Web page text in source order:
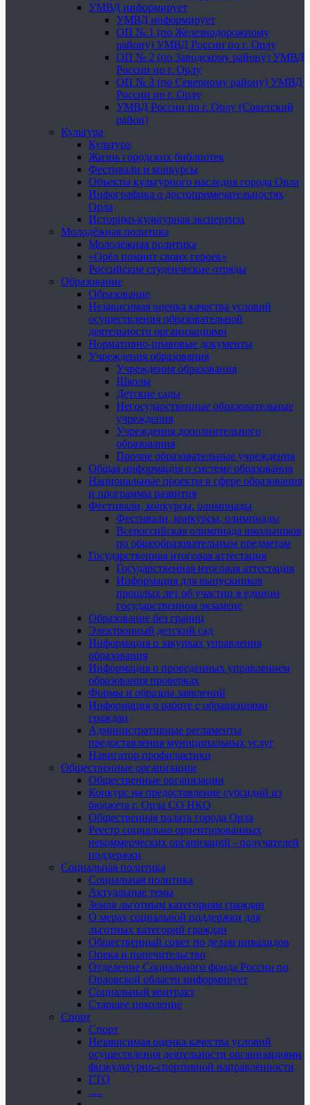
УМВД информирует
УМВД информирует
ОП № 1 (по Железнодорожному
району) УМВД России по г. Орлу
ОП № 2 (по Заводскому району) УМВД
России по г. Орлу
ОП № 3 (по Северному району) УМВД
России по г. Орлу
УМВД России по г. Орлу (Советский
район)
Культура
Культура
Жизнь городских библиотек
Фестивали и конкурсы
Объекты культурного наследия города Орла
Инфографика о достопримечательностях
Орла
Историко-культурная экспертиза
Молодёжная политика
Молодёжная политика
«Орёл помнит своих героев»
Российские студенческие отряды
Образование
Образование
Независимая оценка качества условий
осуществления образовательной
деятельности организациями
Нормативно-правовые документы
Учреждения образования
Учреждения образования
Школы
Детские сады
Негосударственные образовательные
учреждения
Учреждения дополнительного
образования
Прочие образовательные учреждения
Общая информация о системе образования
Национальные проекты в сфере образования
и программы развития
Фестивали, конкурсы, олимпиады
Фестивали, конкурсы, олимпиады
Всероссийская олимпиада школьников
по общеобразовательным предметам
Государственная итоговая аттестация
Государственная итоговая аттестация
Информация для выпускников
прошлых лет об участии в едином
государственном экзамене
Образование без границ
Электронный детский сад
Информация о закупках управления
образования
Информация о проведенных управлением
образования проверках
Формы и образцы заявлений
Информация о работе с обращениями
граждан
Административные регламенты
предоставления муниципальных услуг
Навигатор профилактики
Общественные организации
Общественные организации
Конкурс на предоставление субсидий из
бюджета г. Орла СО НКО
Общественная палата города Орла
Реестр социально ориентированных
некоммерческих организаций - получателей
поддержки
Социальная политика
Социальная политика
Актуальные темы
Земля льготным категориям граждан
О мерах социальной поддержки для
льготных категорий граждан
Общественный совет по делам инвалидов
Опека и попечительство
Отделение Социального фонда России по
Орловской области информирует
Социальный контракт
Старшее поколение
Спорт
Спорт
Независимая оценка качества условий
осуществления деятельности организациями
физкультурно-спортивной направленности
ГТО
.....